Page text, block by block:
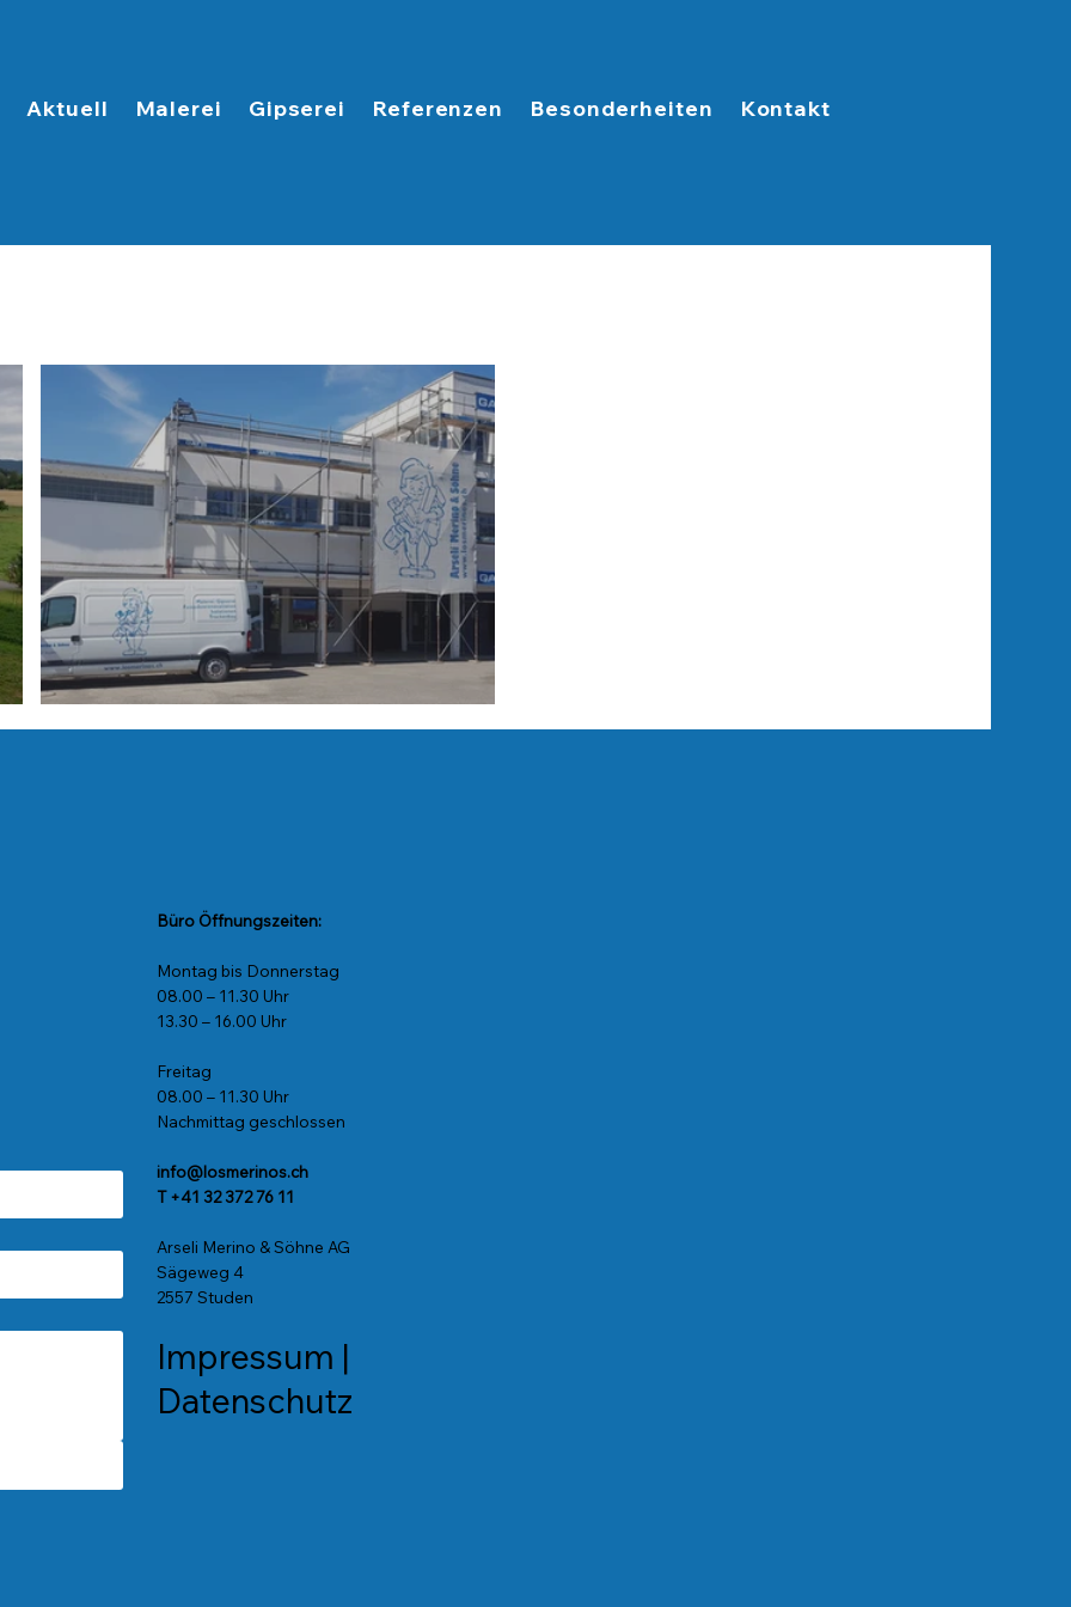
Aktuell Malerei Gipserei Referenzen Besonderheiten Kontakt
Strandbad
Büro Öffnungszeiten:
Montag bis Donnerstag
08.00 – 11.30 Uhr
13.30 – 16.00 Uhr
Freitag
08.00 – 11.30 Uhr
Nachmittag geschlossen
info@losmerinos.ch
T +41 32 372 76 11
Arseli Merino & Söhne AG
Sägeweg 4
2557 Studen
Impressum |
Datenschutz